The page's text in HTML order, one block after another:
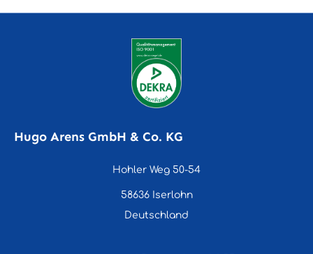
Hugo Arens GmbH & Co. KG
Hohler Weg 50-54
58636 Iserlohn
Deutschland